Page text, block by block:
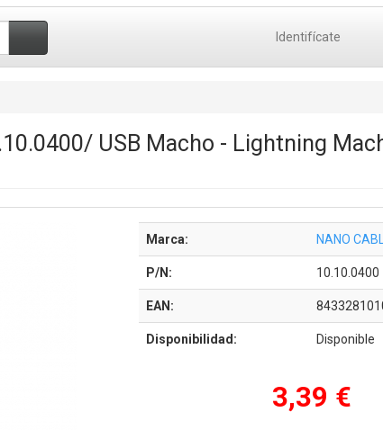
Identifícate
USB Macho - Lightning
Marca: NANO
P/N: 10.10.0400
EAN:
Disponibilidad: Disponible
3,39 €